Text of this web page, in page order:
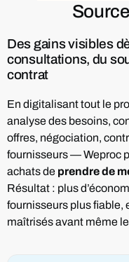
Des gains visibles
consultations, du
contrat
En digitalisant tout le
analyse des besoins,
offres, négociation,
fournisseurs — Weproc
achats de prendre de
Résultat : plus
fournisseurs plus fiable,
maîtrisés avant même